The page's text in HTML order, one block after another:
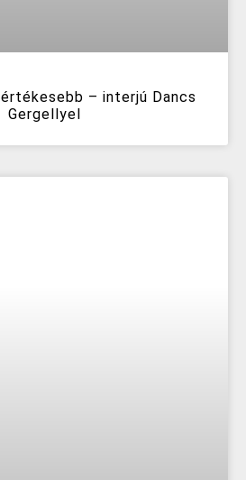
– interjú Dancs
Gergellyel